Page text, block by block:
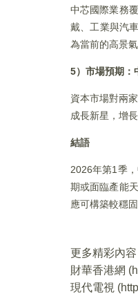
中芯國際業務
戴、工業與汽
為當前的高景
5）市場預期：
資本市場對兩
成長新星，增
結語
2026年第1季
期或面臨產能
應可構築較穩
更多精彩內
財華香港網 (
現代電視 (